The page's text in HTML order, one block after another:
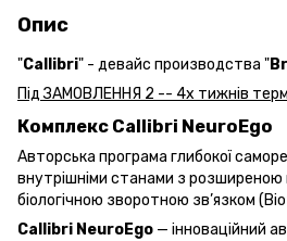
Опис
"Callibri" - девайс производства "
Під ЗАМОВЛЕННЯ 2 -- 4х тижнів
Комплекс Callibri NeuroEgo
Авторська програма глибокої
внутрішніми станами з
біологічною зворотною зв’язком
Callibri NeuroEgo — інноваційний